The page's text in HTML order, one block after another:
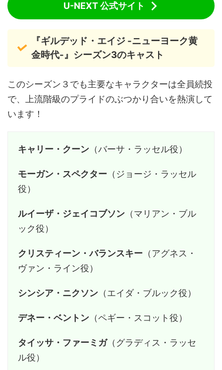
U-NEXT 公式サイト
『ギルデッド・エイジ -ニューヨーク黄
金時代-』シーズン3のキャスト
このシーズン３でも主要なキャラクターは全員続投
で、上流階級のプライドのぶつかり合いを熱演して
います！
キャリー・クーン （バーサ・ラッセル役）
モーガン・スペクター （ジョージ・ラッセル
役）
ルイーザ・ジェイコブソン （マリアン・ブル
ック役）
クリスティーン・バランスキー （アグネス・
ヴァン・ライン役）
シンシア・ニクソン （エイダ・ブルック役）
デネー・ベントン （ペギー・スコット役）
タイッサ・ファーミガ（グラディス・ラッセ
ル役）